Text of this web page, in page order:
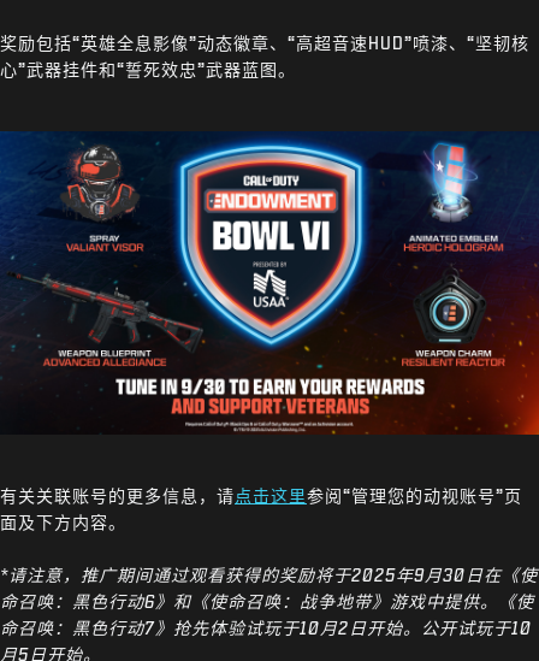
奖励包括“英雄全息影像”动态徽章、“高超音速HUD”喷漆、“坚韧核
心”武器挂件和“誓死效忠”武器蓝图。
有关关联账号的更多信息，请 点击这里参阅“管理您的动视账号”页
面及下方内容。
*请注意，推广期间通过观看获得的奖励将于2025年9月30日在《使
命召唤：黑色行动6》和《使命召唤：战争地带》游戏中提供。《使
命召唤：黑色行动7》抢先体验试玩于10月2日开始。公开试玩于10
月5日开始。